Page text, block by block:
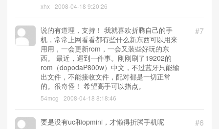
xhx 2008-04-18 9:20:26
#7
说的有道理，支持！ 我就喜欢折腾自己的手
机，常常上网看看都有些什么新东西可以用来
用用，一会更新rom，一会又装些好玩的东
西。 最近，遇到一件事。刚刚刷了19202的
rom（dopodaP800w）中文，不过蓝牙只能输
出文件，不能接收文件，配对都是一切正常
的。很奇怪！ 希望高手可以指点。
54mcg 2008-04-18 8:18:46
#6
要是没有uc和opmini，才懒得折腾手机呢